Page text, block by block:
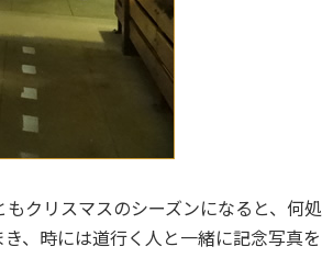
クリスマスのシーズンになると、何処
、時には道行く人と一緒に記念写真を